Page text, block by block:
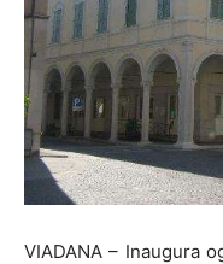
VIADANA – Inaugura